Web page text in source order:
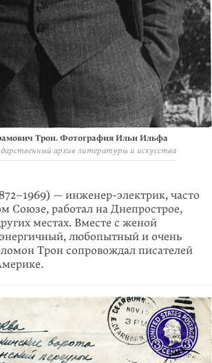
Трон. Фотография Ильи Ильфа
архив литературы и искусства
— инженер-электрик, часто
Союзе, работал на Днепрострое,
местах. Вместе с женой
любопытный и очень
Трон сопровождал писателей